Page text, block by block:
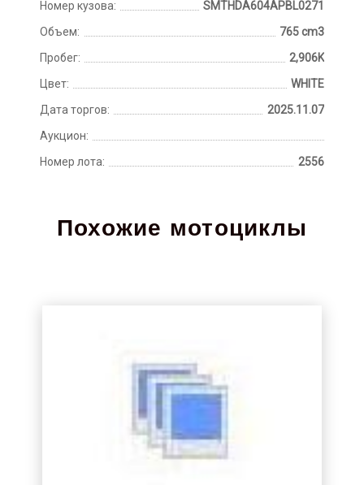
Номер кузова:
SMTHDA604APBL0271
Объем:
765 cm3
Пробег:
2,906K
Цвет:
WHITE
Дата торгов:
2025.11.07
Аукцион:
Номер лота:
2556
Похожие мотоциклы